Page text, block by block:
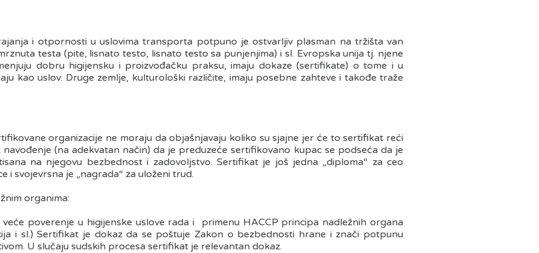
i otpornosti u uslovima transporta potpuno je ostvarljiv plasman na tržišta van
testa (pite, lisnato testo, lisnato testo sa punjenjima) i sl. Evropska unija tj. njene
dobru higijensku i proizvođačku praksu, imaju dokaze (sertifikate) o tome i u
kao uslov. Druge zemlje, kulturološki različite, imaju posebne zahteve i takođe traže
organizacije ne moraju da objašnjavaju koliko su sjajne jer će to sertifikat reći
(na adekvatan način) da je preduzeće sertifikovano kupac se podseća da je
na njegovu bezbednost i zadovoljstvo. Sertifikat je još jedna „diploma“ za ceo
i svojevrsna je „nagrada“ za uloženi trud.
organima:
veće poverenje u higijenske uslove rada i primenu HACCP principa nadležnih organa
i sl.) Sertifikat je dokaz da se poštuje Zakon o bezbednosti hrane i znači potpunu
U slučaju sudskih procesa sertifikat je relevantan dokaz.